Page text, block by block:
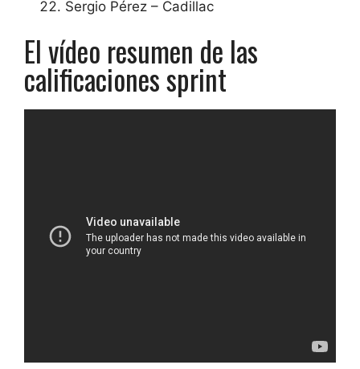
Sergio Pérez – Cadillac
El vídeo resumen de las
calificaciones sprint